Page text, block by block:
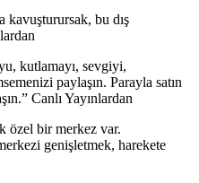
kavuşturursak, bu dış
kutlamayı, sevgiyi,
paylaşın. Parayla satın
Canlı Yayınlardan
özel bir merkez var.
genişletmek, harekete